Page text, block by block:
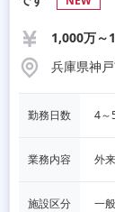
1,000万～
兵庫県神
勤務日数 4～
業務内容 外
施設区分 一般